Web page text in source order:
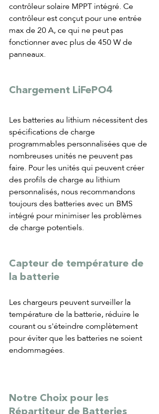
contrôleur solaire MPPT intégré. Ce
contrôleur est conçut pour une entrée
max de 20 A, ce qui ne peut pas
fonctionner avec plus de 450 W de
panneaux.
Chargement LiFePO4
Les batteries au lithium nécessitent des
spécifications de charge
programmables personnalisées que de
nombreuses unités ne peuvent pas
faire. Pour les unités qui peuvent créer
des profils de charge au lithium
personnalisés, nous recommandons
toujours des batteries avec un BMS
intégré pour minimiser les problèmes
de charge potentiels.
Capteur de température de
la batterie
Les chargeurs peuvent surveiller la
température de la batterie, réduire le
courant ou s'éteindre complètement
pour éviter que les batteries ne soient
endommagées.
Notre Choix pour les
Répartiteur de Batteries